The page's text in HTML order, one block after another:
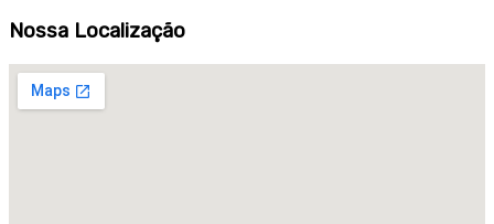
Nossa Localização